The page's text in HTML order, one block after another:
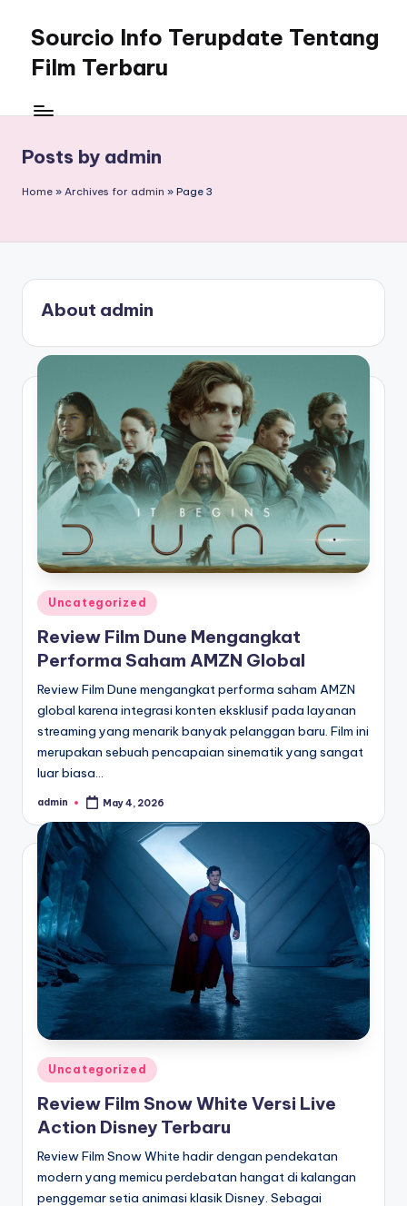
content
Sourcio Info Terupdate Tentang
Film Terbaru
Posts by admin
Home » Archives for admin » Page 3
About admin
Posted
in
Uncategorized
Review Film Dune Mengangkat
Performa Saham AMZN Global
Review Film Dune mengangkat performa saham AMZN
global karena integrasi konten eksklusif pada layanan
streaming yang menarik banyak pelanggan baru. Film ini
merupakan sebuah pencapaian sinematik yang sangat
luar biasa…
Posted
admin May 4, 2026
Posted
in
Uncategorized
Review Film Snow White Versi Live
Action Disney Terbaru
Review Film Snow White hadir dengan pendekatan
modern yang memicu perdebatan hangat di kalangan
penggemar setia animasi klasik Disney. Sebagai